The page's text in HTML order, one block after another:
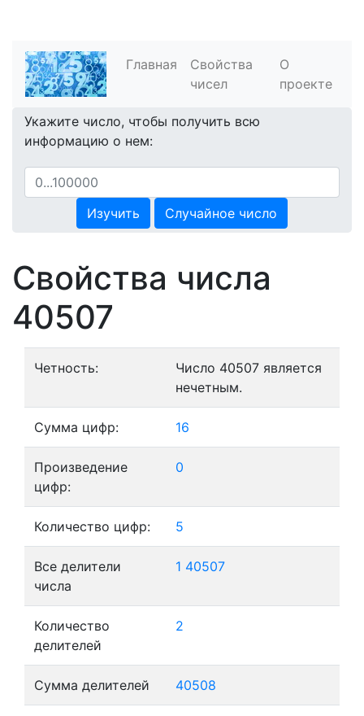
Главная
Свойства
чисел
О
проекте
Укажите число, чтобы получить всю
информацию о нем:
Изучить Случайное число
Свойства числа
40507
Четность:
Число 40507 является
нечетным.
Сумма цифр: 16
Произведение
цифр:
0
Количество цифр: 5
Все делители
числа
1 40507
Количество
делителей
2
Сумма делителей 40508